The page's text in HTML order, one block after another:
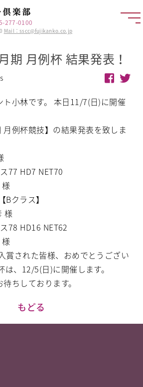
277-0100
Mail：sscc@fujikanko.co.jp
期 月例杯 結果発表！
小林です。
本日11/7(日)に開催
月例杯競技】の結果発表を致しま
77 HD7 NET70
【Bクラス】
様
78 HD16 NET62
賞された皆様、おめでとうござい
は、12/5(日)に開催します。
ちしております。
もどる